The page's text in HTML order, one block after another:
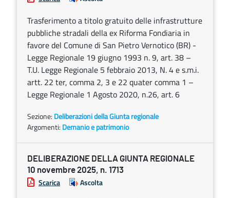
Trasferimento a titolo gratuito delle infrastrutture
pubbliche stradali della ex Riforma Fondiaria in
favore del Comune di San Pietro Vernotico (BR) -
Legge Regionale 19 giugno 1993 n. 9, art. 38 –
T.U. Legge Regionale 5 febbraio 2013, N. 4 e s.m.i.
artt. 22 ter, comma 2, 3 e 22 quater comma 1 –
Legge Regionale 1 Agosto 2020, n.26, art. 6
Sezione: Deliberazioni della Giunta regionale
Argomenti: Demanio e patrimonio
DELIBERAZIONE DELLA GIUNTA REGIONALE
10 novembre 2025, n. 1713
Scarica Ascolta